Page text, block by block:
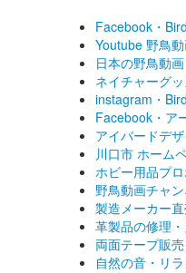
Facebook・
Youtube 野鳥
日本の野鳥動
ネイチャーグ
instagram・
Facebook・ア
アイバードデ
川口市 ホーム
ホビー用品プ
野鳥動画チャ
製造メーカー
革製品の修理
両面テープ販
自然の音・リ